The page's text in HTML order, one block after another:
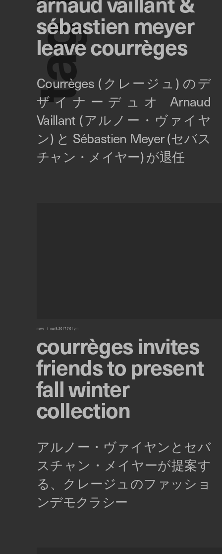
t
a
g
sébastien meyer
leave courrèges
news mar 9, 2017 7:01 pm
courrèges invites
friends to present
fall winter
collection